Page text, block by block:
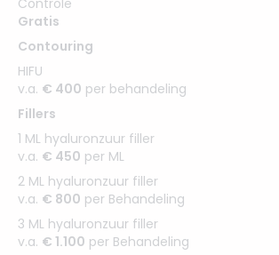
Controle
Gratis
Contouring
HIFU
v.a. € 400 per behandeling
Fillers
1 ML hyaluronzuur filler
v.a. € 450 per ML
2 ML hyaluronzuur filler
v.a. € 800 per Behandeling
3 ML hyaluronzuur filler
v.a. € 1.100 per Behandeling